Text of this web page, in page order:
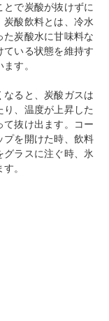
で炭酸が抜けずに
酸飲料とは、冷水
炭酸水に甘味料な
ている状態を維持す
す。
ると、炭酸ガスは
、温度が上昇した
抜け出ます。コー
プを開けた時、飲料
ラスに注ぐ時、氷
。